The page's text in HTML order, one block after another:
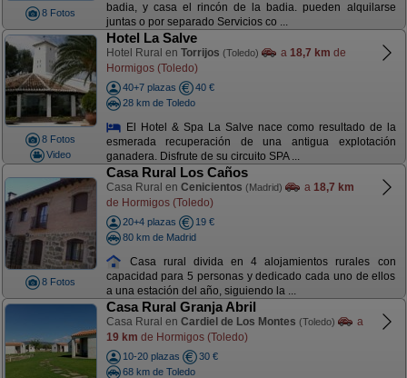
8 Fotos
badia, y casa el rincón de la badia. pueden alquilarse
juntas o por separado Servicios co ...
8 Fotos
Video
Hotel La Salve
Hotel Rural en Torrijos (Toledo) a 18,7 km de
Hormigos (Toledo)
40+7 plazas
40 €
28 km de Toledo
El Hotel & Spa La Salve nace como resultado de la
esmerada recuperación de una antigua explotación
ganadera. Disfrute de su circuito SPA ...
8 Fotos
Casa Rural Los Caños
Casa Rural en Cenicientos (Madrid) a 18,7 km
de Hormigos (Toledo)
20+4 plazas
19 €
80 km de Madrid
Casa rural divida en 4 alojamientos rurales con
capacidad para 5 personas y dedicado cada uno de ellos
a una estación del año, siguiendo la ...
Casa Rural Granja Abril
Casa Rural en Cardiel de Los Montes (Toledo)
a
19 km de Hormigos (Toledo)
10-20 plazas
30 €
68 km de Toledo